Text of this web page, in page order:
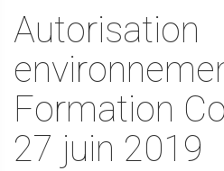
Autorisation
Formation
27 juin 2019